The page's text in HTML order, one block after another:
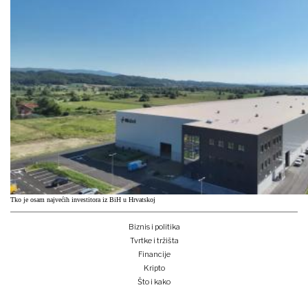
Tko je osam najvećih investitora iz BiH u Hrvatskoj
Biznis i politika
Tvrtke i tržišta
Financije
Kripto
Što i kako